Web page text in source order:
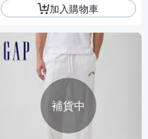
加入購物車
補貨中